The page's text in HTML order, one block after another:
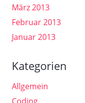
März 2013
Februar 2013
Januar 2013
Kategorien
Allgemein